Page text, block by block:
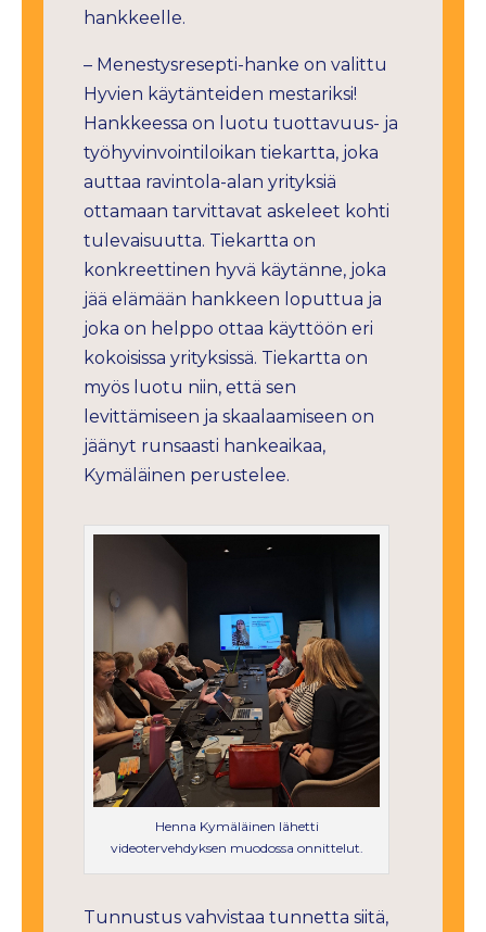
hankkeelle.
– Menestysresepti-hanke on valittu
Hyvien käytänteiden mestariksi!
Hankkeessa on luotu tuottavuus- ja
työhyvinvointiloikan tiekartta, joka
auttaa ravintola-alan yrityksiä
ottamaan tarvittavat askeleet kohti
tulevaisuutta. Tiekartta on
konkreettinen hyvä käytänne, joka
jää elämään hankkeen loputtua ja
joka on helppo ottaa käyttöön eri
kokoisissa yrityksissä. Tiekartta on
myös luotu niin, että sen
levittämiseen ja skaalaamiseen on
jäänyt runsaasti hankeaikaa,
Kymäläinen perustelee.
Henna Kymäläinen lähetti
videotervehdyksen muodossa onnittelut.
Tunnustus vahvistaa tunnetta siitä,